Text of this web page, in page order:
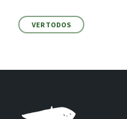
VER TODOS